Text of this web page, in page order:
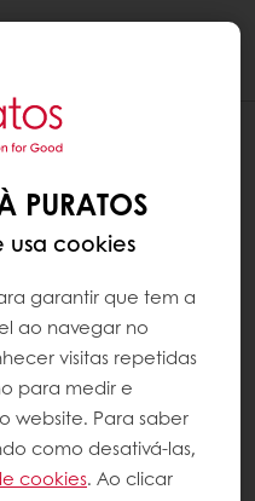
PURATOS
usa cookies
garantir que tem a
ao navegar no
visitas repetidas
para medir e
website. Para saber
como desativá-las,
cookies. Ao clicar